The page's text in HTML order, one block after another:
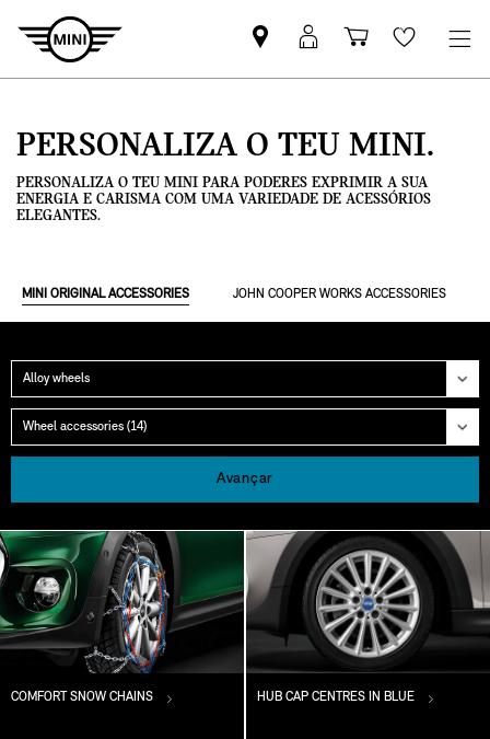
Pesquisar
parceiro
Iniciar
sessão
Carrinho
de
Wishlist
PERSONALIZA O TEU MINI.
PERSONALIZA O TEU MINI PARA PODERES EXPRIMIR A SUA
ENERGIA E CARISMA COM UMA VARIEDADE DE ACESSÓRIOS
ELEGANTES.
MINI ORIGINAL ACCESSORIES JOHN COOPER WORKS ACCESSORIES
Categoria
Grupo
Avançar
COMFORT SNOW CHAINS HUB CAP CENTRES IN BLUE